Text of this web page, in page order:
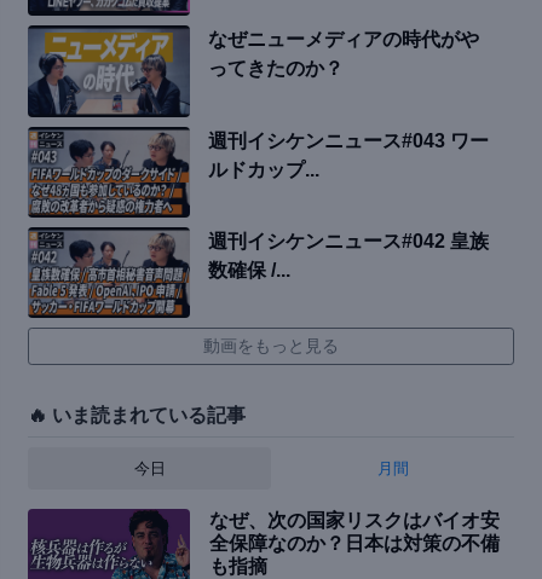
なぜニューメディアの時代がや
ってきたのか？
週刊イシケンニュース#043 ワー
ルドカップ...
週刊イシケンニュース#042 皇族
数確保 /...
動画をもっと見る
🔥 いま読まれている記事
今日 月間
なぜ、次の国家リスクはバイオ安
全保障なのか？日本は対策の不備
も指摘